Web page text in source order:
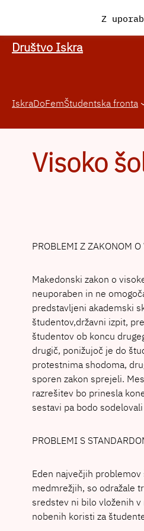
vsebino
Društvo Iskra
IskraDoFemŠtudentska fronta
Visoko
PROBLEMI Z ZAKONOM
Makedonski zakon o
neuporaben in ne
predstavljeni akademski
študentov,državni izpit,
študentov ob koncu
drugič, ponižujoč je do
protestnima shodoma,
sporen zakon sprejeli.
razrešitev bo prinesla
sestavi pa bodo
PROBLEMI S
Eden največjih
medmrežjih, so odražale
sredstev ni bilo vloženih v
nobenih koristi za
Z